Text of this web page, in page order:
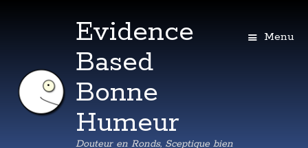
Evidence
Based
Bonne
Humeur
Douteur en Ronds, Sceptique bien
Menu